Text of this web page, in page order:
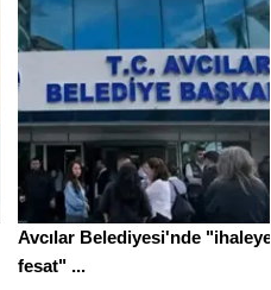
Avcılar Belediyesi'nde "ihaleye
fesat" ...